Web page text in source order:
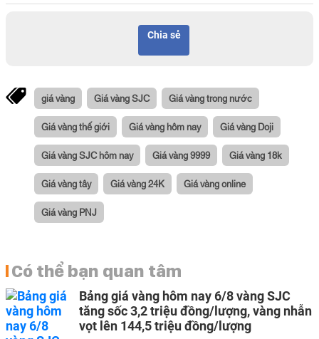
Chia sẻ
giá vàng Giá vàng SJC Giá vàng trong nước
Giá vàng thế giới Giá vàng hôm nay Giá vàng Doji
Giá vàng SJC hôm nay Giá vàng 9999 Giá vàng 18k
Giá vàng tây Giá vàng 24K Giá vàng online
Giá vàng PNJ
Có thể bạn quan tâm
Bảng giá vàng hôm nay 6/8 vàng SJC
tăng sốc 3,2 triệu đồng/lượng, vàng nhẫn
vọt lên 144,5 triệu đồng/lượng